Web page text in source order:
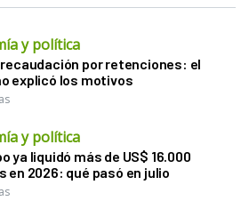
y política
recaudación por retenciones: el
explicó los motivos
y política
ya liquidó más de US$ 16.000
en 2026: qué pasó en julio